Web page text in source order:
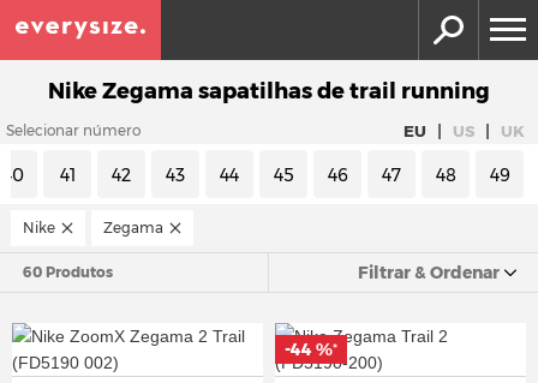
Nike Zegama sapatilhas de trail running
Selecionar número EU | US | UK
40 41 42 43 44 45 46 47 48 49
Nike Zegama
60 Produtos Filtrar & Ordenar
-44 %*